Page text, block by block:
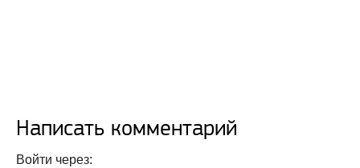
Написать комментарий
Войти через: